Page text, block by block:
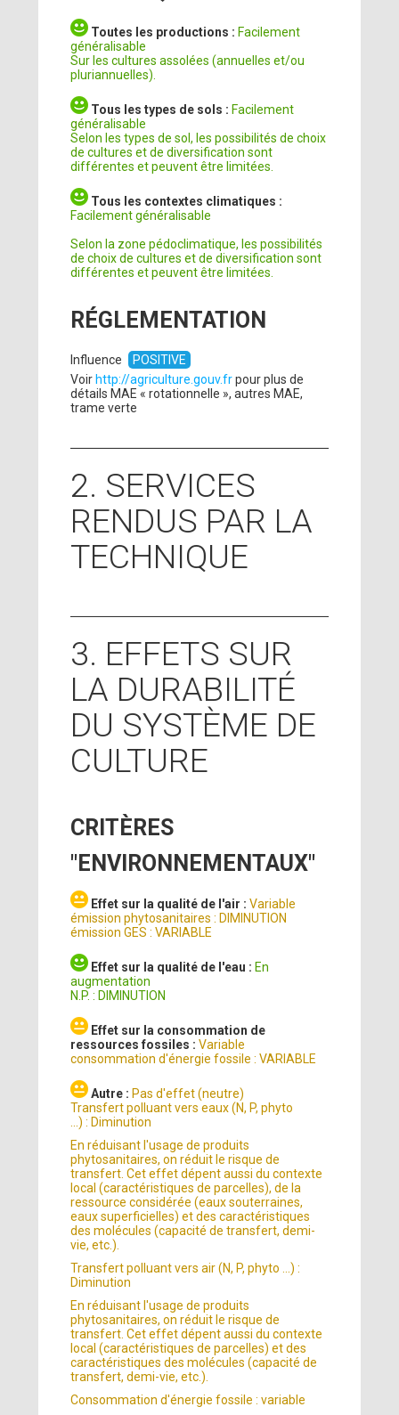
Toutes les productions : Facilement
généralisable
Sur les cultures assolées (annuelles et/ou
pluriannuelles).
Tous les types de sols : Facilement
généralisable
Selon les types de sol, les possibilités de choix
de cultures et de diversification sont
différentes et peuvent être limitées.
Tous les contextes climatiques :
Facilement généralisable
Selon la zone pédoclimatique, les possibilités
de choix de cultures et de diversification sont
différentes et peuvent être limitées.
RÉGLEMENTATION
Influence
POSITIVE
Voir http://agriculture.gouv.frpour plus de
détails MAE « rotationnelle », autres MAE,
trame verte
2. SERVICES
RENDUS PAR LA
TECHNIQUE
3. EFFETS SUR
LA DURABILITÉ
DU SYSTÈME DE
CULTURE
CRITÈRES
"ENVIRONNEMENTAUX"
Effet sur la qualité de l'air :Variable
émission phytosanitaires : DIMINUTION
émission GES : VARIABLE
Effet sur la qualité de l'eau : En
augmentation
N.P. : DIMINUTION
Effet sur la consommation de
ressources fossiles :Variable
consommation d'énergie fossile : VARIABLE
Autre : Pas d'effet (neutre)
Transfert polluant vers eaux (N, P, phyto
...) : Diminution
En réduisant l'usage de produits
phytosanitaires, on réduit le risque de
transfert. Cet effet dépent aussi du contexte
local (caractéristiques de parcelles), de la
ressource considérée (eaux souterraines,
eaux superficielles) et des caractéristiques
des molécules (capacité de transfert, demi-
vie, etc.).
Transfert polluant vers air (N, P, phyto ...) :
Diminution
En réduisant l'usage de produits
phytosanitaires, on réduit le risque de
transfert. Cet effet dépent aussi du contexte
local (caractéristiques de parcelles) et des
caractéristiques des molécules (capacité de
transfert, demi-vie, etc.).
Consommation d'énergie fossile : variable